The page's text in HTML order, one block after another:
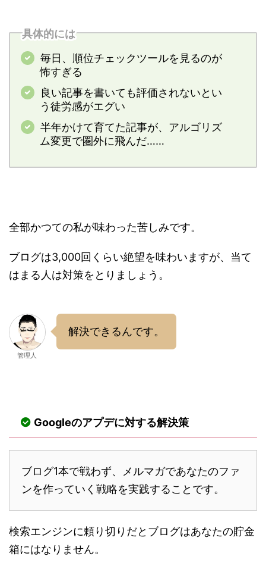
具体的には
毎日、順位チェックツールを見るのが
怖すぎる
良い記事を書いても評価されないとい
う徒労感がエグい
半年かけて育てた記事が、アルゴリズ
ム変更で圏外に飛んだ……
全部かつての私が味わった苦しみです。
ブログは3,000回くらい絶望を味わいますが、当て
はまる人は対策をとりましょう。
管理人
解決できるんです。
Googleのアプデに対する解決策
ブログ1本で戦わず、メルマガであなたのファ
ンを作っていく戦略を実践することです。
検索エンジンに頼り切りだとブログはあなたの貯金
箱にはなりません。